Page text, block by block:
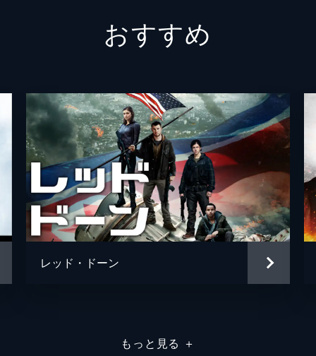
バーン・マイケルズ
マルホランド大佐 ウィ
ジーン・ネルソン エル
ニコ
テッ
ダグ・
おすすめ
レッド・ドーン
もっと見る ＋